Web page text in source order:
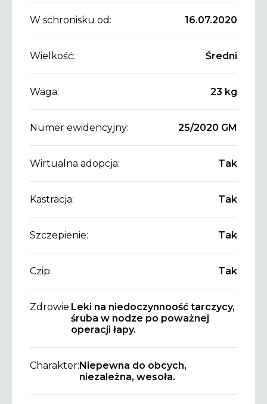
W schronisku od: 16.07.2020
Wielkość: Średni
Waga: 23 kg
Numer ewidencyjny: 25/2020 GM
Wirtualna adopcja: Tak
Kastracja: Tak
Szczepienie: Tak
Czip: Tak
Zdrowie:Leki na niedoczynnoość tarczycy,
śruba w nodze po poważnej
operacji łapy.
Charakter:Niepewna do obcych,
niezależna, wesoła.